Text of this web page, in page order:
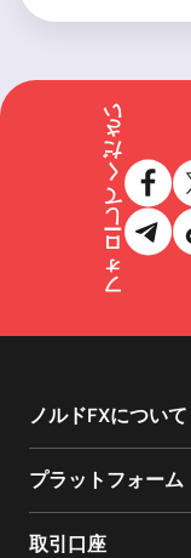
フォローしてください
ノルドFXについて
プラットフォーム
取引口座